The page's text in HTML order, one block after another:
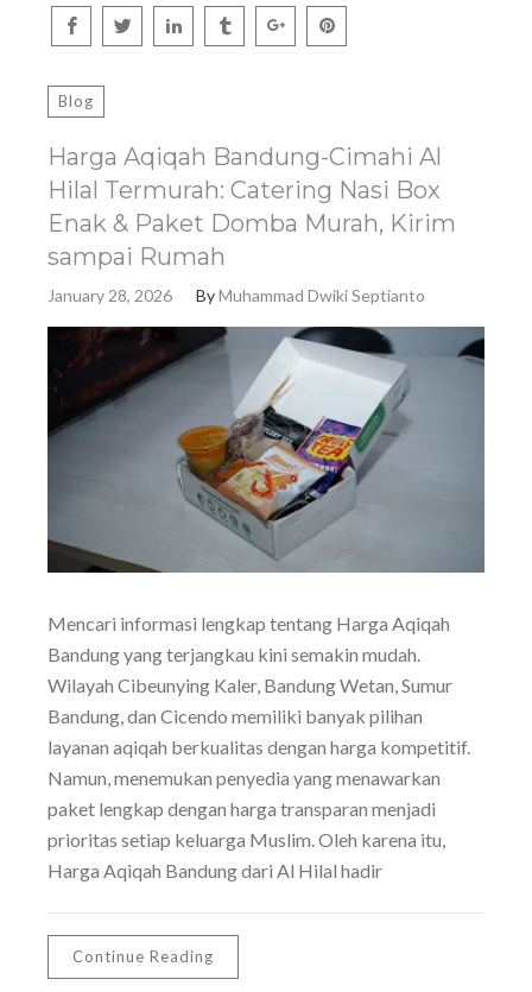
Blog
Harga Aqiqah Bandung-Cimahi Al
Hilal Termurah: Catering Nasi Box
Enak & Paket Domba Murah, Kirim
sampai Rumah
January 28, 2026 ByMuhammad Dwiki Septianto
Mencari informasi lengkap tentang Harga Aqiqah
Bandung yang terjangkau kini semakin mudah.
Wilayah Cibeunying Kaler, Bandung Wetan, Sumur
Bandung, dan Cicendo memiliki banyak pilihan
layanan aqiqah berkualitas dengan harga kompetitif.
Namun, menemukan penyedia yang menawarkan
paket lengkap dengan harga transparan menjadi
prioritas setiap keluarga Muslim. Oleh karena itu,
Harga Aqiqah Bandung dari Al Hilal hadir
Continue Reading